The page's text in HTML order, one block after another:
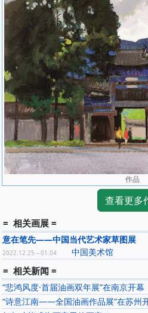
中文
English
1985年
中国美术馆•《全国青年美术展》；
1987年
上海•《第一届中国油画展》；
中国美术馆•《中国油画人体艺术大展
1988年
硕士研究生毕业于中央美术学院油画
中国美术馆•《中国油画年展》•获优
1992年
中国美术馆•《20世纪——中国美术作
1993年
中国美术馆•《中国油画双年展》；
俄罗斯、莫斯科、彼得堡•《中国油画
1995年
任中央美术学院油画系副主任；
1996年
中国美术馆•《首届中国油画学会展》
1998年
中国美术馆•《中国百年肖像画展》；
2000年
中国美术馆•《20世纪中国油画展》；
作品
查看更多
= 相关画展 =
意在笔先——中国当代艺术家草图展
2022.12.25～01.04 中国美术馆
= 相关新闻 =
“悲鸿风度·首届油画双年展”在南京开幕
“诗意江南——全国油画作品展”在苏州